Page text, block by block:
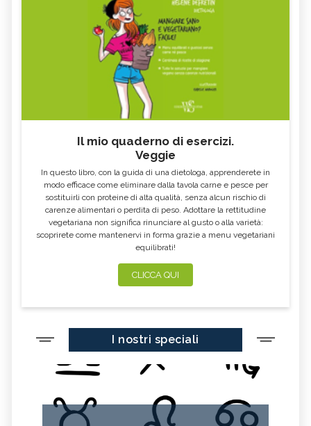
Il mio quaderno di esercizi.
Veggie
In questo libro, con la guida di una dietologa, apprenderete in
modo efficace come eliminare dalla tavola carne e pesce per
sostituirli con proteine di alta qualità, senza alcun rischio di
carenze alimentari o perdita di peso. Adottare la rettitudine
vegetariana non significa rinunciare al gusto o alla varietà:
scoprirete come mantenervi in forma grazie a menu vegetariani
equilibrati!
CLICCA QUI
I nostri speciali